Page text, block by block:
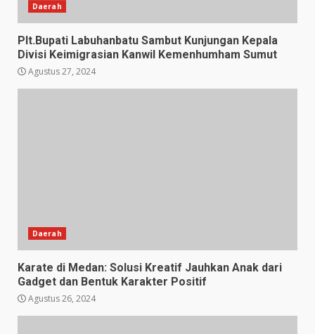
Daerah
Plt.Bupati Labuhanbatu Sambut Kunjungan Kepala
Divisi Keimigrasian Kanwil Kemenhumham Sumut
Agustus 27, 2024
Daerah
Karate di Medan: Solusi Kreatif Jauhkan Anak dari
Gadget dan Bentuk Karakter Positif
Agustus 26, 2024